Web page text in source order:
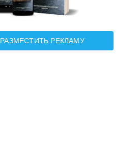
РАЗМЕСТИТЬ РЕКЛАМУ